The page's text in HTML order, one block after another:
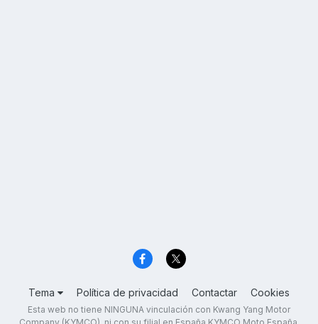
Tema Política de privacidad Contactar Cookies
Esta web no tiene NINGUNA vinculación con Kwang Yang Motor